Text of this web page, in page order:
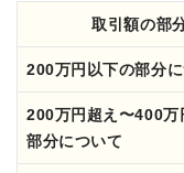
取引額の部
200万円以下の部分
200万円超え〜400万
部分について